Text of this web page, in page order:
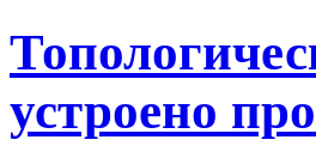
устроено